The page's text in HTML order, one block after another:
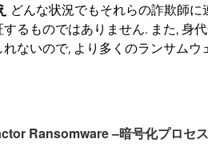
どんな状況でもそれらの詐欺師
するものではありません. また, 身
れないので, より多くのランサム
Ransomware –暗号化プロセス